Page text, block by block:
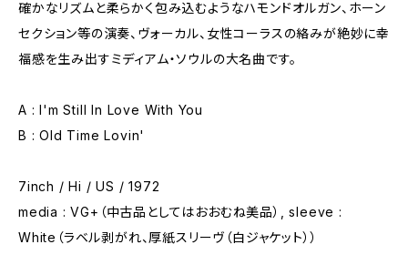
確かなリズムと柔らかく包み込むようなハモンドオルガン、ホーン
セクション等の演奏、ヴォーカル、女性コーラスの絡みが絶妙に幸
福感を生み出すミディアム・ソウルの大名曲です。
A : I'm Still In Love With You
B : Old Time Lovin'
7inch / Hi / US / 1972
media : VG+（中古品としてはおおむね美品）, sleeve :
White（ラベル剥がれ、厚紙スリーヴ（白ジャケット））